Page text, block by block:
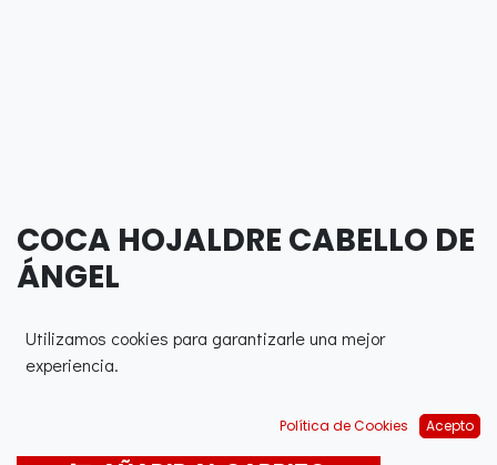
COCA HOJALDRE CABELLO DE
ÁNGEL
0,00€
Utilizamos cookies para garantizarle una mejor
experiencia.
Política de Cookies Acepto